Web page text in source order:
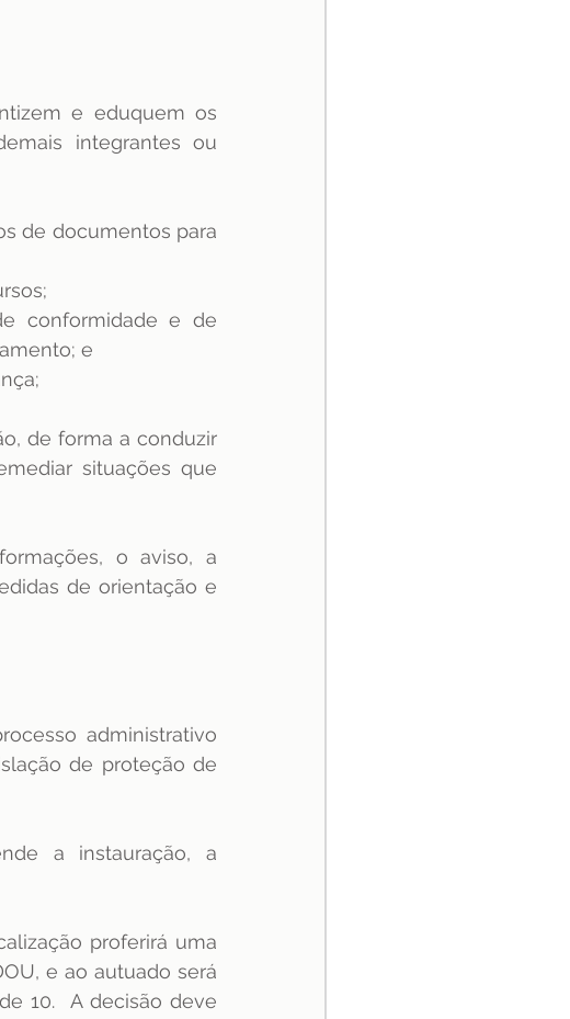
e eduquem os
integrantes ou
de documentos para
conformidade e de
e
de forma a conduzir
situações que
o aviso, a
de orientação e
administrativo
de proteção de
a instauração, a
proferirá uma
e ao autuado será
10.  A decisão deve